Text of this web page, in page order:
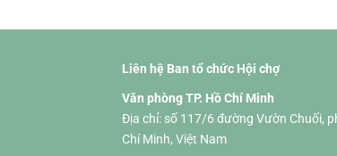
Liên hệ Ban tổ chức Hội chợ
Văn phòng TP. Hồ Chí Minh
Địa chỉ: số 117/6 đường Vườn Chuối,
Chí Minh, Việt Nam